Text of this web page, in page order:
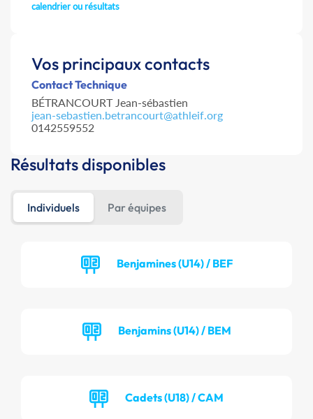
calendrier ou résultats
Vos principaux contacts
Contact Technique
BÉTRANCOURT Jean-sébastien
jean-sebastien.betrancourt@athleif.org
0142559552
Résultats disponibles
Individuels Par équipes
Benjamines (U14) / BEF
Benjamins (U14) / BEM
Cadets (U18) / CAM